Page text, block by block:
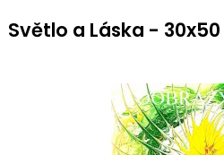
Světlo a Láska -